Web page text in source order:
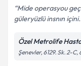
Mide operasyou
güleryüzlü insnın
Özel Metrolife
Şenevler, 6129. Sk. 2-